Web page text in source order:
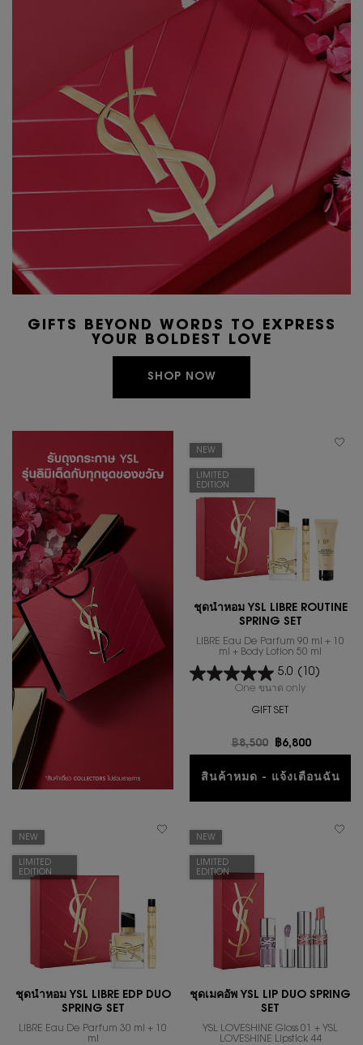
GIFTS BEYOND WORDS TO EXPRESS
YOUR BOLDEST LOVE
SHOP NOW
NEW
LIMITED
EDITION
ชุดน้ำหอม YSL LIBRE ROUTINE
SPRING SET
LIBRE Eau De Parfum 90 ml + 10
ml + Body Lotion 50 ml
5.0 (10)
One ขนาด only
GIFT SET
ราคาเก่า
฿8,500 ราคาใหม่
฿6,800
สินค้าหมด - แจ้งเตือนฉัน
NEW
LIMITED
EDITION
ชุดน้ำหอม YSL LIBRE EDP DUO
SPRING SET
LIBRE Eau De Parfum 30 ml + 10
ml
NEW
LIMITED
EDITION
ชุดเมคอัพ YSL LIP DUO SPRING
SET
YSL LOVESHINE Gloss 01 + YSL
LOVESHINE Lipstick 44